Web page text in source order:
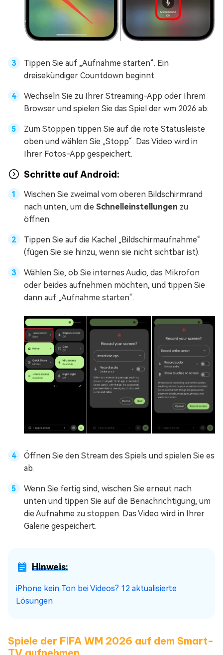
Tippen Sie auf „Aufnahme starten“. Ein
dreisekündiger Countdown beginnt.
Wechseln Sie zu Ihrer Streaming-App oder Ihrem
Browser und spielen Sie das Spiel der wm 2026 ab.
Zum Stoppen tippen Sie auf die rote Statusleiste
oben und wählen Sie „Stopp“. Das Video wird in
Ihrer Fotos-App gespeichert.
Schritte auf Android:
Wischen Sie zweimal vom oberen Bildschirmrand
nach unten, um die Schnelleinstellungen zu
öffnen.
Tippen Sie auf die Kachel „Bildschirmaufnahme“
(fügen Sie sie hinzu, wenn sie nicht sichtbar ist).
Wählen Sie, ob Sie internes Audio, das Mikrofon
oder beides aufnehmen möchten, und tippen Sie
dann auf „Aufnahme starten“.
Öffnen Sie den Stream des Spiels und spielen Sie es
ab.
Wenn Sie fertig sind, wischen Sie erneut nach
unten und tippen Sie auf die Benachrichtigung, um
die Aufnahme zu stoppen. Das Video wird in Ihrer
Galerie gespeichert.
Hinweis:
iPhone kein Ton bei Videos? 12 aktualisierte
Lösungen
Spiele der FIFA WM 2026 auf dem Smart-